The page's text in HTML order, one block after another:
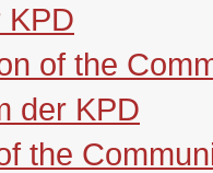
KPD
of the
der KPD
the